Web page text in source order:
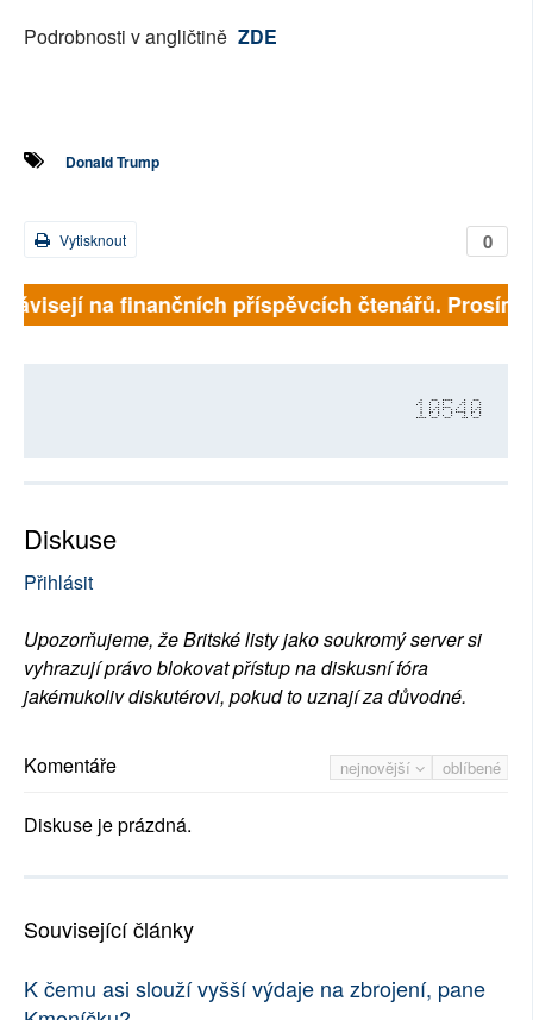
Podrobnosti v angličtině ZDE
Donald Trump
0
Vytisknout
na finančních příspěvcích čtenářů.
10540
Diskuse
Přihlásit
Upozorňujeme, že Britské listy jako soukromý server si
vyhrazují právo blokovat přístup na diskusní fóra
jakémukoliv diskutérovi, pokud to uznají za důvodné.
nejnovější oblíbené
Komentáře
Diskuse je prázdná.
Související články
K čemu asi slouží vyšší výdaje na zbrojení, pane